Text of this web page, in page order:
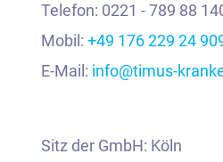
Telefon: 0221 - 789 88
Mobil: +49 176 229 24
E-Mail: info@timus-
Sitz der GmbH: Köln